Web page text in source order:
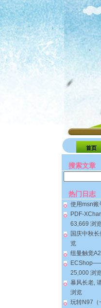
首页
搜索文章
热门日志
使用msn账
PDF-
63,669 浏
国庆中秋长
览
纽曼触觉
25,000 浏
暴风长老,
浏览
玩转N97（